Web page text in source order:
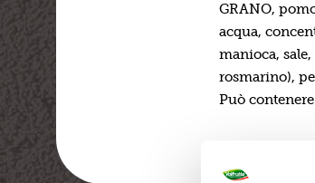
GRANO,
acqua,
manioca,
rosmarino),
Può contenere